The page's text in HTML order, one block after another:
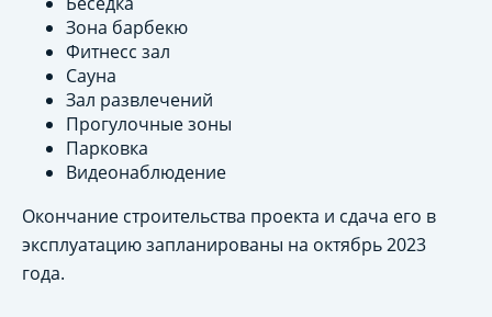
Зона барбекю
Фитнесс зал
Сауна
Зал развлечений
Прогулочные зоны
Парковка
Видеонаблюдение
Окончание строительства проекта и сдача его в
эксплуатацию запланированы на октябрь 2023
года.